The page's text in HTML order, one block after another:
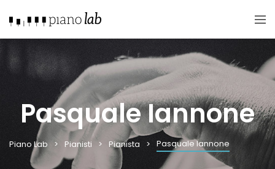
Pasquale Iannone
Piano Lab Pianisti Pianista Pasquale Iannone